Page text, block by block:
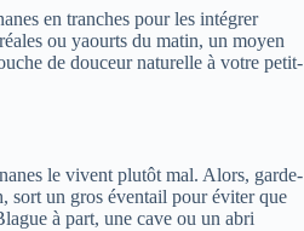
en tranches pour les intégrer
ou yaourts du matin, un moyen
de douceur naturelle à votre petit-
le vivent plutôt mal. Alors, garde-
sort un gros éventail pour éviter que
à part, une cave ou un abri